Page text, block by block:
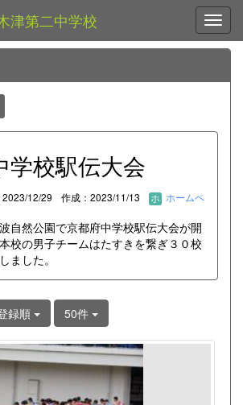
津第二中学校
学校駅伝大会
2023/12/29 作成：2023/11/13
ホームペ
自然公園で京都府中学校駅伝大会が開
校の男子チームはたすきを繋ぎ３０校
ました。
録順 50件